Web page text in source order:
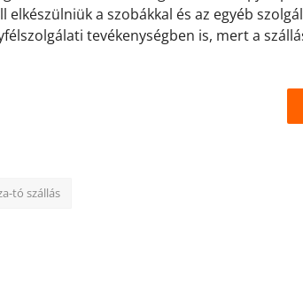
elkészülniük a szobákkal és az egyéb
tevékenységben is, mert a
tó szállás